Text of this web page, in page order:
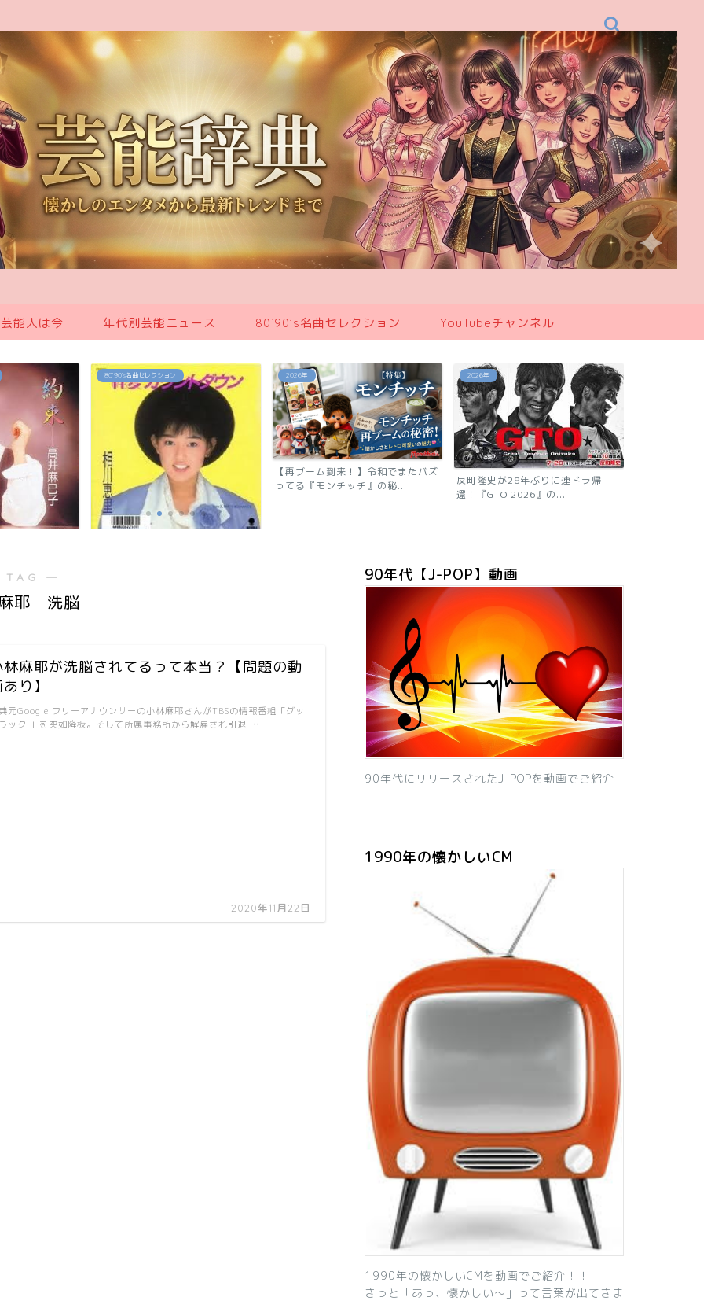
能人は今 年代別芸能ニュース 80`90’s名曲セレクション YouTubeチャンネル
2026年
【再ブーム到来！】令和でまたバズ
ってる『モンチッチ』の秘...
2026年
反町隆史が28年ぶりに連ドラ帰
還！『GTO 2026』の...
あの芸能人は今
「浅香唯の現在は？旦那も子供も芸
能人！有名グループ全員が...
―
耶 洗脳
林麻耶が洗脳されてるって本当？【問題の動
り】
2020年11月22日
元Google フリーアナウンサーの小林麻耶さんがTBSの情報番組「グッ
ック!」を突如降板。そして所属事務所から解雇され引退 …
90年代【J-POP】動画
90年代にリリースされたJ-POPを動画でご紹介
1990年の懐かしいCM
1990年の懐かしいCMを動画でご紹介！！
きっと「あっ、懐かしい～」って言葉が出てきま